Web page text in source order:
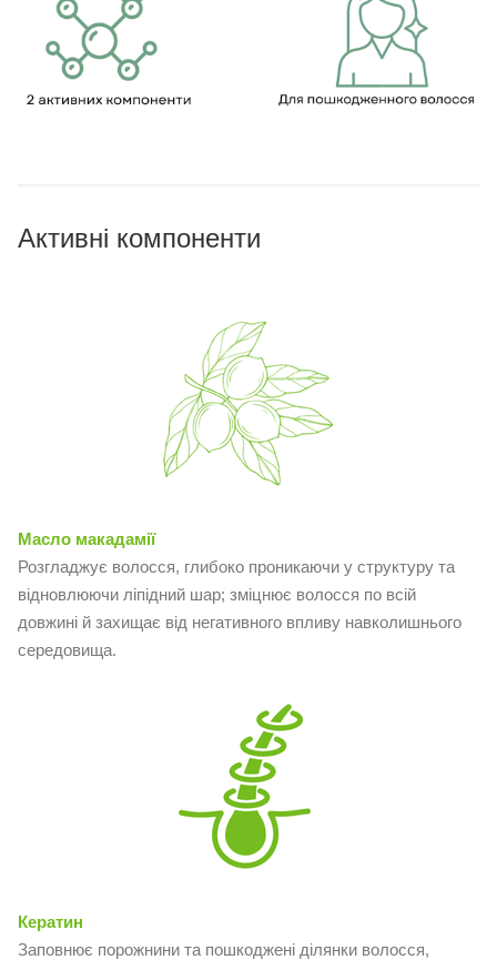
Активні компоненти
Масло макадамії
Розгладжує волосся, глибоко проникаючи у структуру та
відновлюючи ліпідний шар; зміцнює волосся по всій
довжині й захищає від негативного впливу навколишнього
середовища.
Кератин
Заповнює порожнини та пошкоджені ділянки волосся,